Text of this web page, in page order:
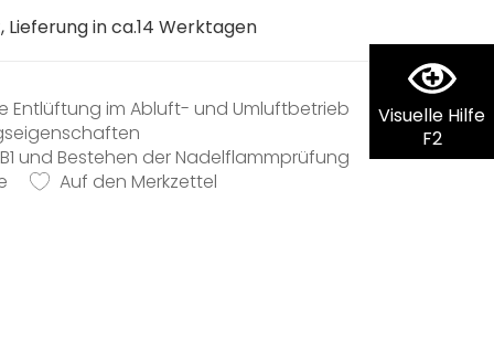
Visuelle Hilfe
F2
in ca.14 Werktagen
Entlüftung im Abluft- und Umluftbetrieb
und Bestehen der Nadelflammprüfung
schwer entflammbar
Auf den Merkzettel